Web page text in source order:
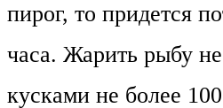
пирог, то придется
часа. Жарить рыбу
кусками не более